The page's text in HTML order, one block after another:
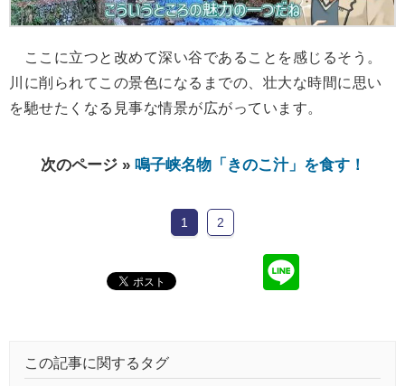
ここに立つと改めて深い谷であることを感じるそう。
川に削られてこの景色になるまでの、壮大な時間に思い
を馳せたくなる見事な情景が広がっています。
次のページ » 鳴子峡名物「きのこ汁」を食す！
1 2
この記事に関するタグ